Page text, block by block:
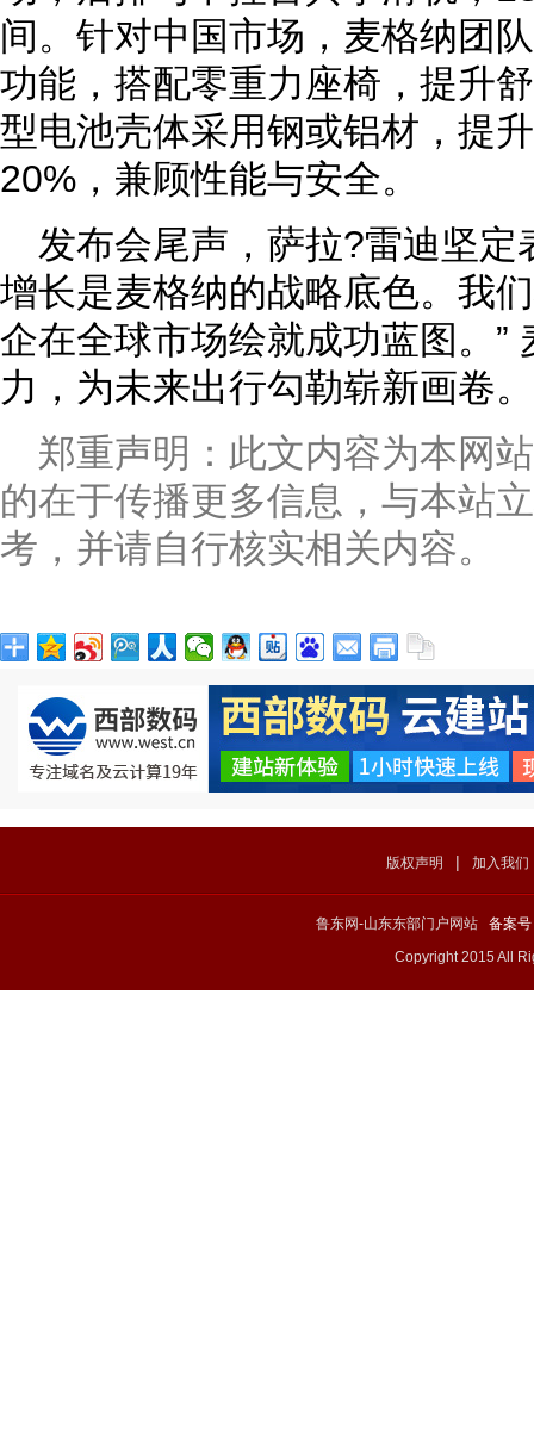
间。针对中国市场，麦格纳团
功能，搭配零重力座椅，提升
型电池壳体采用钢或铝材，提
20%，兼顾性能与安全。
发布会尾声，萨拉?雷迪坚定
增长是麦格纳的战略底色。我
企在全球市场绘就成功蓝图。”
力，为未来出行勾勒崭新画卷。
郑重声明：此文内容为本网
的在于传播更多信息，与本站
考，并请自行核实相关内容。
版权声明 | 加入我们
鲁东网-山东东部门户网站 备案
Copyright 2015 All